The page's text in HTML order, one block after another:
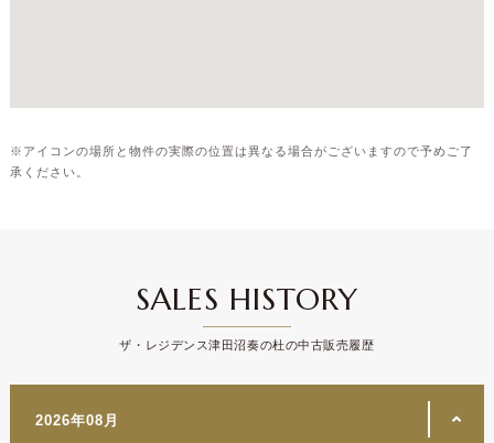
※アイコンの場所と物件の実際の位置は異なる場合がございますので予めご了
承ください。
SALES HISTORY
ザ・レジデンス津田沼奏の杜の中古販売履歴
2026年08月